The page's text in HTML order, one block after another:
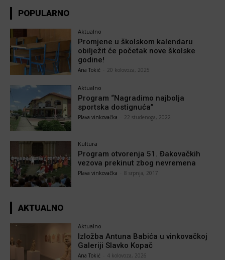
POPULARNO
Aktualno
Promjene u školskom kalendaru
obilježit će početak nove školske
godine!
Ana Tokić 20 kolovoza, 2025
Aktualno
Program “Nagradimo najbolja
sportska dostignuća”
Plava vinkovačka 22 studenoga, 2022
Kultura
Program otvorenja 51. Đakovačkih
vezova prekinut zbog nevremena
Plava vinkovačka 8 srpnja, 2017
AKTUALNO
Aktualno
Izložba Antuna Babića u vinkovačkoj
Galeriji Slavko Kopač
Ana Tokić 4 kolovoza, 2026